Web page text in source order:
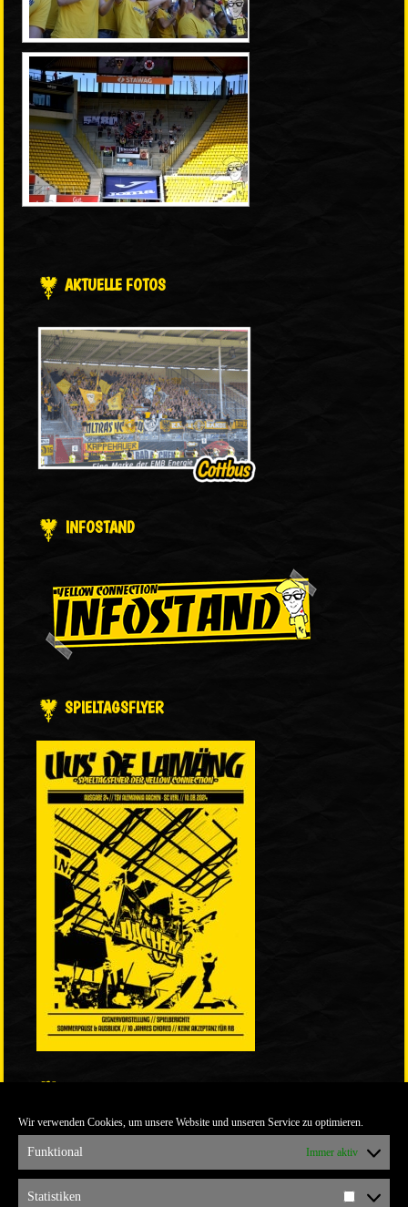
Wir verwenden Cookies, um unsere Website und unseren Service zu optimieren.
Funktional Immer aktiv
Statistiken
AKTUELLE FOTOS
INFOSTAND
SPIELTAGSFLYER
ULTRABLOG DER YELLOW CONNECTION
ALEMANNIA VERKAUFT MAN NICHT
ARCHIV